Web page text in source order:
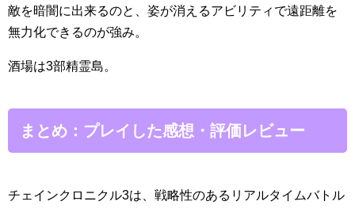
敵を暗闇に出来るのと、姿が消えるアビリティで遠距離を
無力化できるのが強み。
酒場は3部精霊島。
まとめ：プレイした感想・評価レビュー
チェインクロニクル3は、戦略性のあるリアルタイムバトル